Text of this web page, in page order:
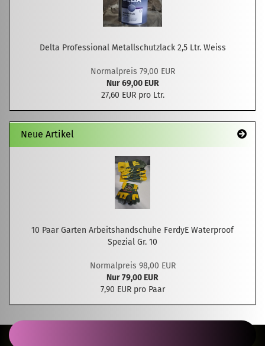
Delta Professional Metallschutzlack 2,5 Ltr. Weiss
Normalpreis 79,00 EUR
Nur 69,00 EUR
27,60 EUR pro Ltr.
Neue Artikel
10 Paar Garten Arbeitshandschuhe FerdyE Waterproof
Spezial Gr. 10
Normalpreis 98,00 EUR
Nur 79,00 EUR
7,90 EUR pro Paar